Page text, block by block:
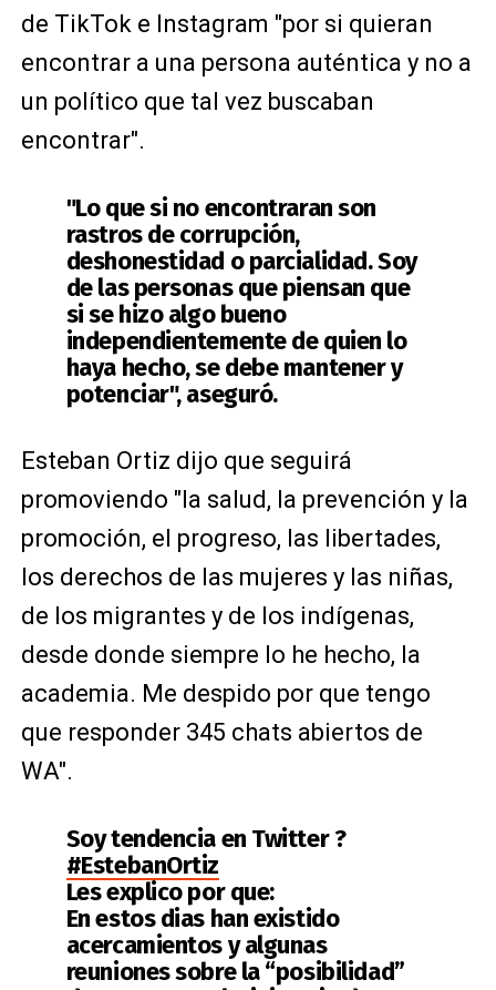
de TikTok e Instagram "por si quieran
encontrar a una persona auténtica y no a
un político que tal vez buscaban
encontrar".
"Lo que si no encontraran son
rastros de corrupción,
deshonestidad o parcialidad. Soy
de las personas que piensan que
si se hizo algo bueno
independientemente de quien lo
haya hecho, se debe mantener y
potenciar", aseguró.
Esteban Ortiz dijo que seguirá
promoviendo "la salud, la prevención y la
promoción, el progreso, las libertades,
los derechos de las mujeres y las niñas,
de los migrantes y de los indígenas,
desde donde siempre lo he hecho, la
academia. Me despido por que tengo
que responder 345 chats abiertos de
WA".
Soy tendencia en Twitter ?
#EstebanOrtiz
Les explico por que:
En estos dias han existido
acercamientos y algunas
reuniones sobre la “posibilidad”